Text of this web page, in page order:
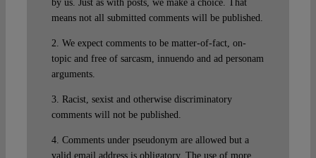
by us. Just as with posts, we make a choice. That
means not all submitted comments will be published.
2. We expect comments to be matter-of-fact, on-
topic and free of sarcasm, innuendo and ad personam
arguments.
3. Racist, sexist and otherwise discriminatory
comments will not be published.
4. Comments under pseudonym are allowed but a
valid email address is obligatory. The use of more